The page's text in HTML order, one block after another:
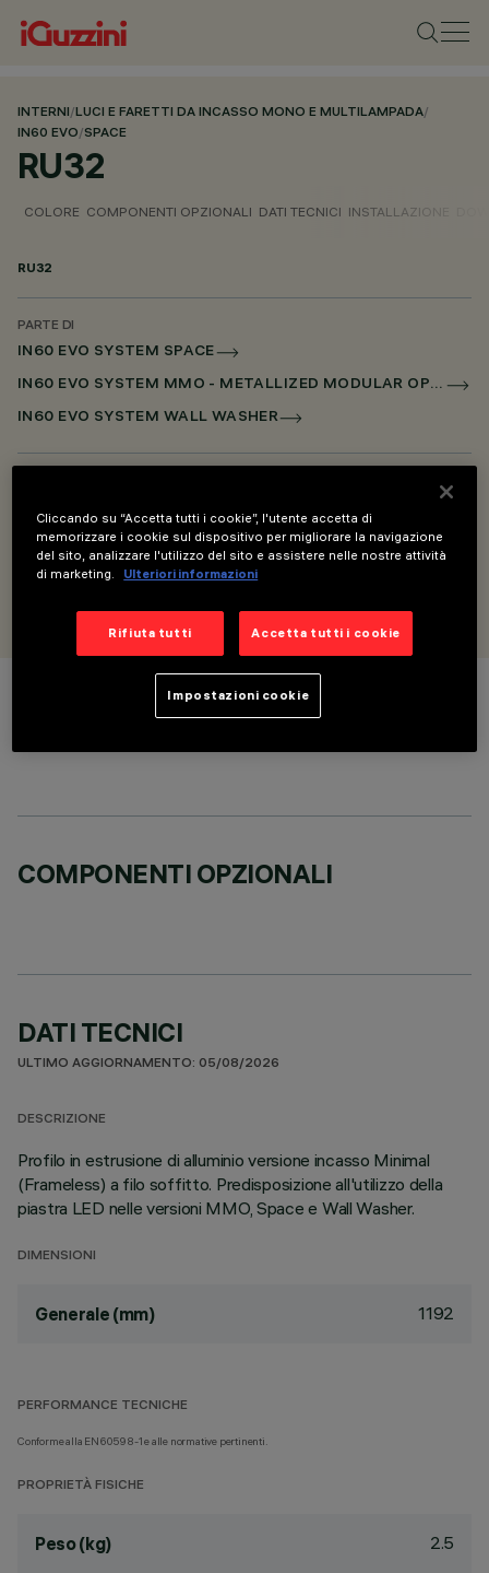
INTERNI/LUCI E FARETTI DA INCASSO MONO E MULTILAMPADA/
IN60 EVO/SPACE
RU32
COLORE COMPONENTI OPZIONALI DATI TECNICI INSTALLAZIONE
RU32
PARTE DI
IN60 EVO SYSTEM SPACE
IN60 EVO SYSTEM MMO - METALLIZED MODULAR OPTIC
IN60 EVO SYSTEM WALL WASHER
MMO/Space/Wall Washer - L=1192
COMPONENTI OPZIONALI
DATI TECNICI
ULTIMO AGGIORNAMENTO: 05/08/2026
DESCRIZIONE
Profilo in estrusione di alluminio versione incasso Minimal
(Frameless) a filo soffitto. Predisposizione all'utilizzo della
piastra LED nelle versioni MMO, Space e Wall Washer.
DIMENSIONI
Generale (mm) 1192
PERFORMANCE TECNICHE
Conforme alla EN60598-1 e alle normative pertinenti.
PROPRIETÀ FISICHE
Peso (kg) 2.5
Cliccando su “Accetta tutti i cookie”, l'utente accetta di
memorizzare i cookie sul dispositivo per migliorare la navigazione
del sito, analizzare l'utilizzo del sito e assistere nelle nostre attività
di marketing.
Ulteriori informazioni
Rifiuta tutti Accetta tutti i cookie
Impostazioni cookie